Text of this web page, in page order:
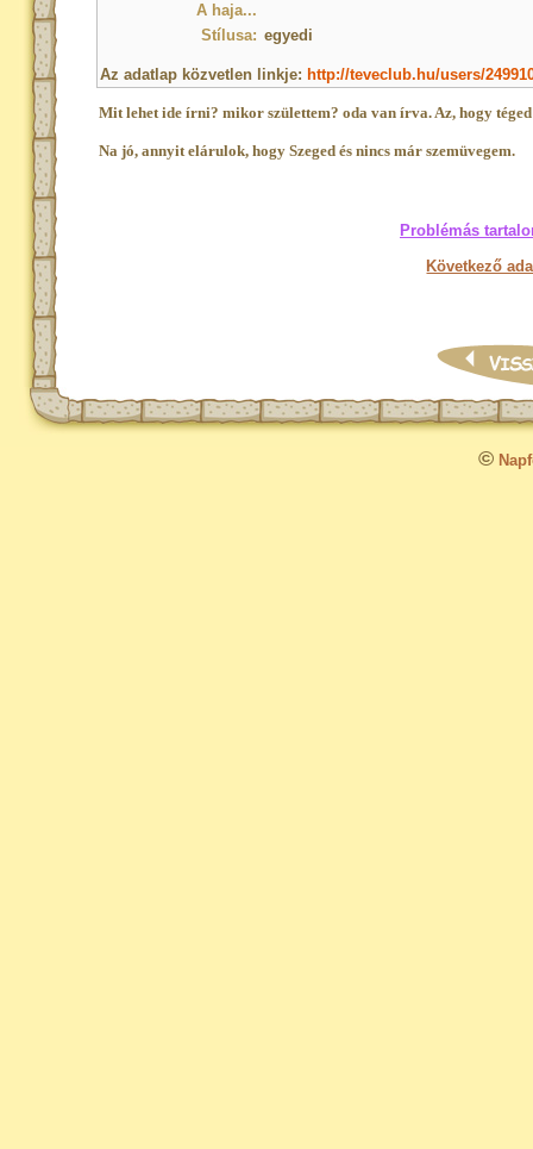
A haja...
Stílusa: egyedi
Az adatlap közvetlen linkje: http://teveclub.hu/users/
Mit lehet ide írni? mikor születtem? oda van írva. Az, hogy
Na jó, annyit elárulok, hogy Szeged és nincs már szemüvegem.
Problémás
Következő
©